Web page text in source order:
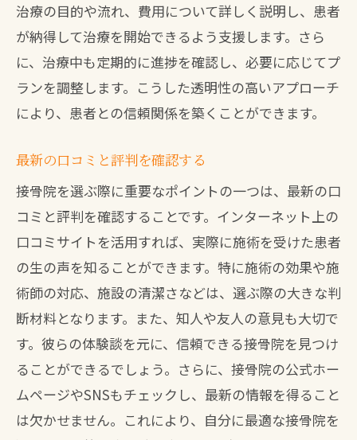
治療の目的や流れ、費用について詳しく説明し、患者
が納得して治療を開始できるよう支援します。さら
に、治療中も定期的に進捗を確認し、必要に応じてプ
ランを調整します。こうした透明性の高いアプローチ
により、患者との信頼関係を築くことができます。
最新の口コミと評判を確認する
接骨院を選ぶ際に重要なポイントの一つは、最新の口
コミと評判を確認することです。インターネット上の
口コミサイトを活用すれば、実際に施術を受けた患者
の生の声を知ることができます。特に施術の効果や施
術師の対応、施設の清潔さなどは、選ぶ際の大きな判
断材料となります。また、知人や友人の意見も大切で
す。彼らの体験談を元に、信頼できる接骨院を見つけ
ることができるでしょう。さらに、接骨院の公式ホー
ムページやSNSもチェックし、最新の情報を得ること
は欠かせません。これにより、自分に最適な接骨院を